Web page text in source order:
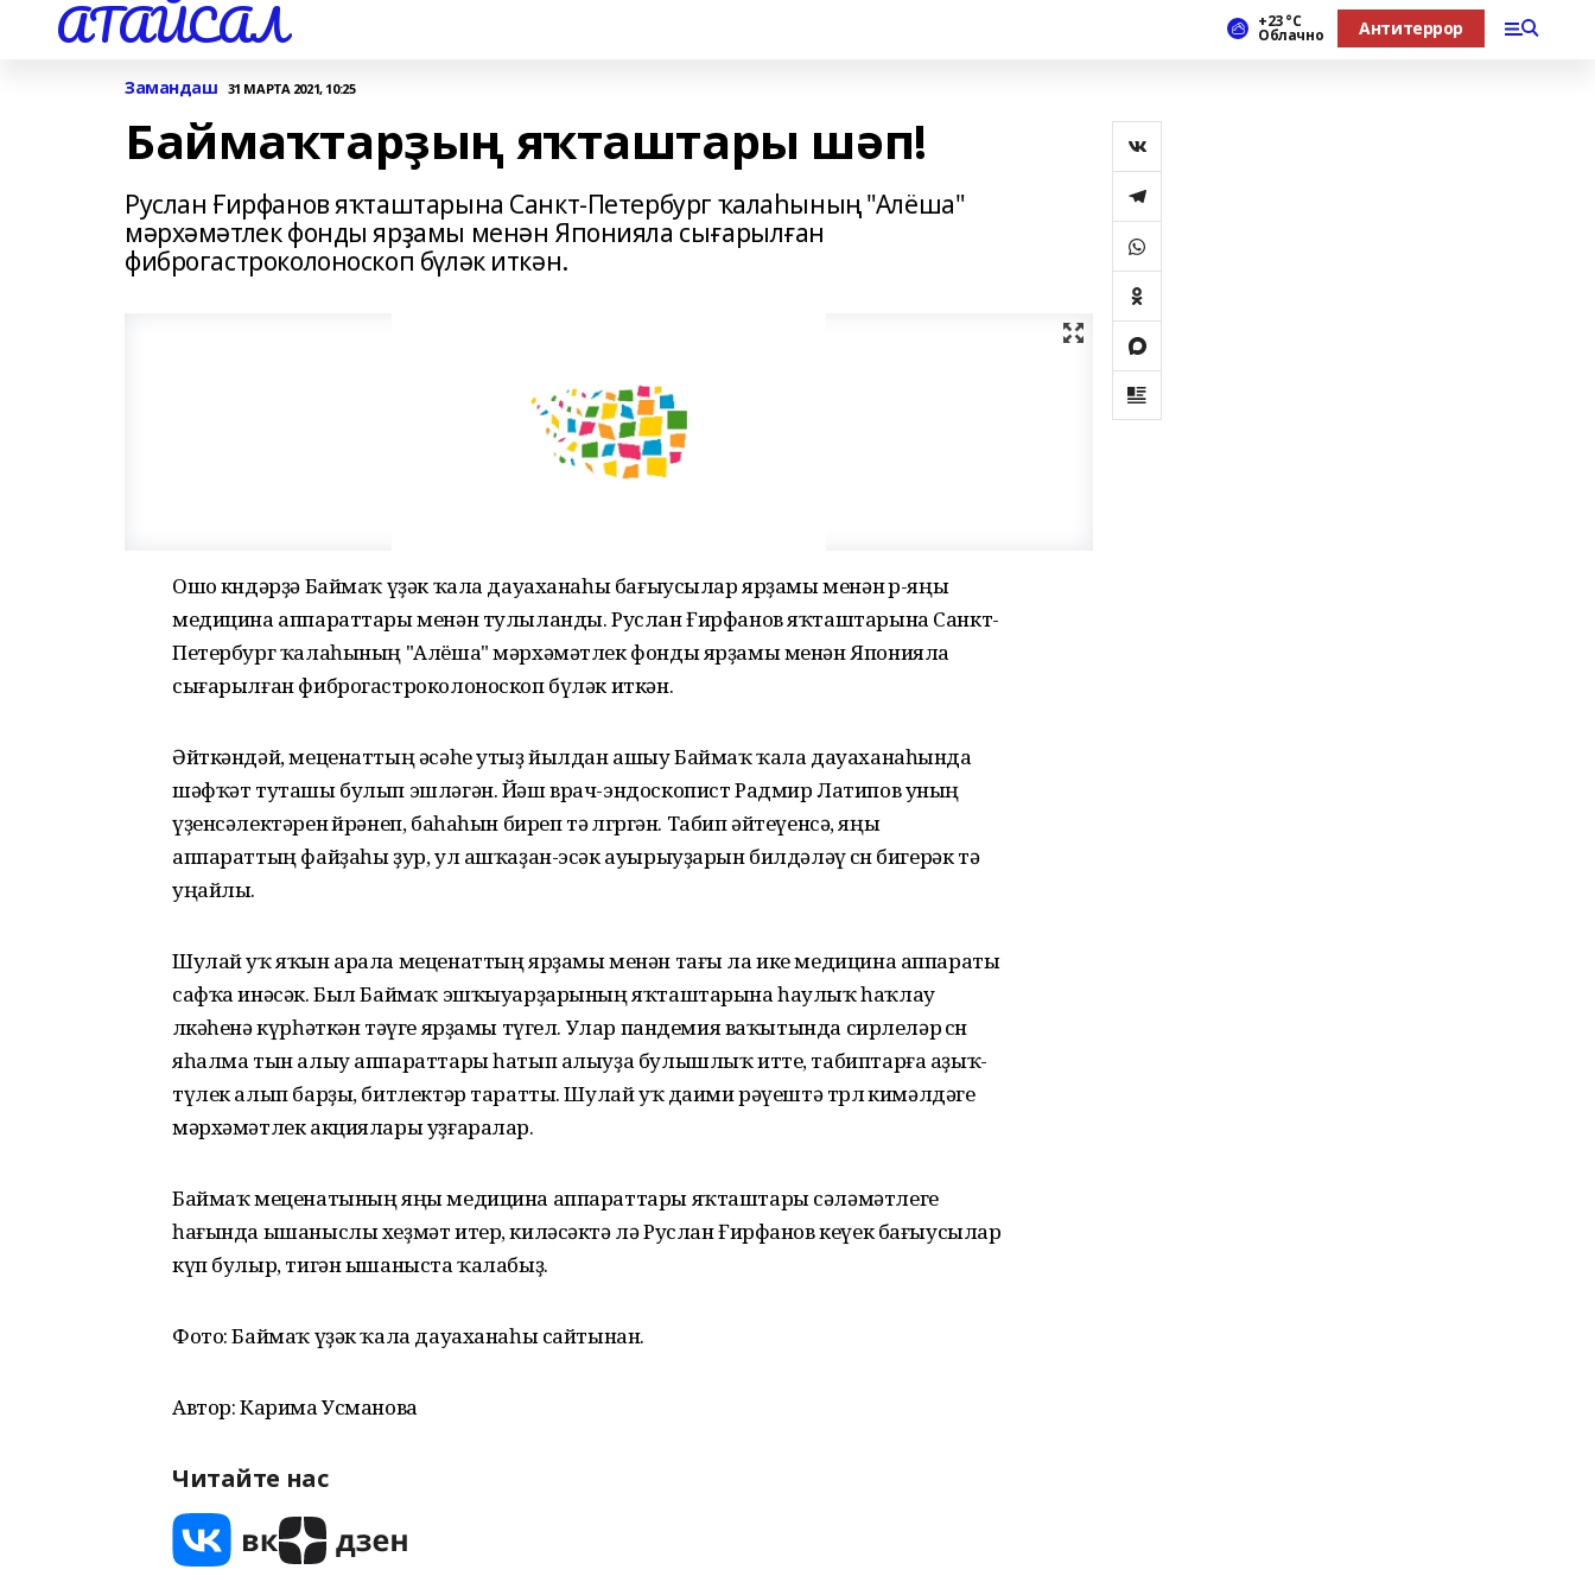
АТАЙСАЛ +23 °С
Облачно Антитеррор
Замандаш 31 МАРТА 2021, 10:25
Баймаҡтарҙың яҡташтары шәп!
Руслан Ғирфанов яҡташтарына Санкт-Петербург ҡалаһының "Алёша"
мәрхәмәтлек фонды ярҙамы менән Японияла сығарылған
фиброгастроколоноскоп бүләк иткән.
Ошо көндәрҙә Баймаҡ үҙәк ҡала дауаханаһы бағыусылар ярҙамы менән өр-яңы
медицина аппараттары менән тулыланды. Руслан Ғирфанов яҡташтарына Санкт-
Петербург ҡалаһының "Алёша" мәрхәмәтлек фонды ярҙамы менән Японияла
сығарылғанфиброгастроколоноскопбүләк иткән.
Әйткәндәй, меценаттың әсәһе утыҙ йылдан ашыу Баймаҡ ҡала дауаханаһында
шәфҡәт туташы булып эшләгән. Йәш врач-эндоскопистРадмир Латипов уның
үҙенсәлектәрен өйрәнеп, баһаһын биреп тә өлгөргән. Табип әйтеүенсә, яңы
аппараттың файҙаһы ҙур, ул ашҡаҙан-эсәк ауырыуҙарын билдәләү өсөн бигерәк тә
уңайлы.
Шулай уҡ яҡын арала меценаттың ярҙамы менән тағы ла ике медицина аппараты
сафҡа инәсәк. Был Баймаҡ эшҡыуарҙарының яҡташтарынаһаулыҡ һаҡлау
өлкәһенә күрһәткән тәүге ярҙамы түгел. Улар пандемия ваҡытында сирлеләр өсөн
яһалма тын алыу аппараттары һатып алыуҙа булышлыҡ итте, табиптарға аҙыҡ-
түлек алып барҙы, битлектәр таратты. Шулай уҡ даими рәүештә төрлө кимәлдәге
мәрхәмәтлек акциялары уҙғаралар.
Баймаҡ меценатының яңы медицина аппараттары яҡташтары сәләмәтлеге
һағында ышаныслы хеҙмәт итер, киләсәктә лә Руслан Ғирфанов кеүек бағыусылар
күп булыр, тигән ышаныста ҡалабыҙ.
Фото: Баймаҡ үҙәк ҡала дауаханаһы сайтынан.
Автор: Карима Усманова
Читайте нас